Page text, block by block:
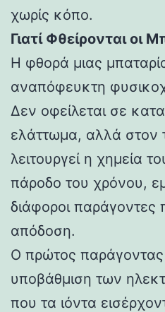
χωρίς κόπο.
Γιατί Φθείρονται οι
Η φθορά μιας
αναπόφευκτη
Δεν οφείλεται σε
ελάττωμα, αλλά στον
λειτουργεί η χημεία
πάροδο του χρόνου,
διάφοροι παράγοντες
απόδοση.
Ο πρώτος παράγοντας
υποβάθμιση των
που τα ιόντα